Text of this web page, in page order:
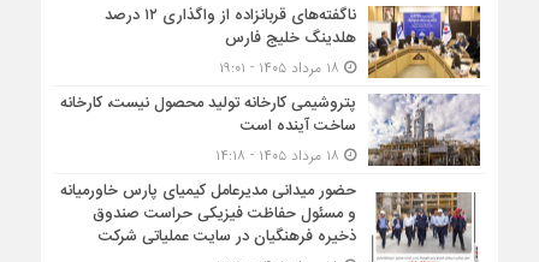
ناگفته‌های قربانزاده از واگذاری ۱۲ درصد
هلدینگ خلیج فارس
پتروشیمی کارخانه تولید محصول نیست، کارخانه
ساخت آینده است
حضور میدانی مدیرعامل کیمیای پارس خاورمیانه
و مسئول حفاظت فیزیکی حراست صندوق
ذخیره فرهنگیان در سایت عملیاتی شرکت